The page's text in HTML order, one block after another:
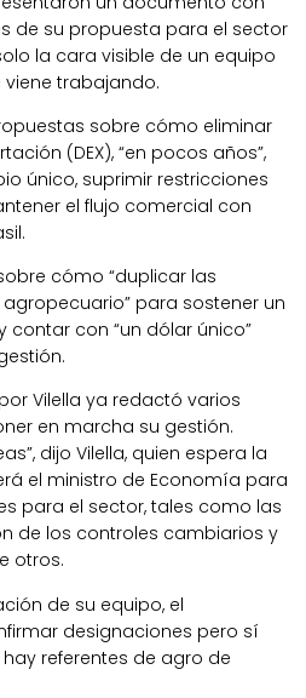
de su propuesta para el sector
la cara visible de un equipo
trabajando.
sobre cómo eliminar
(DEX), “en pocos años”,
único, suprimir restricciones
el flujo comercial con
cómo “duplicar las
para sostener un
con “un dólar único”
Vilella ya redactó varios
en marcha su gestión.
dijo Vilella, quien espera la
el ministro de Economía para
para el sector, tales como las
de los controles cambiarios y
otros.
de su equipo, el
designaciones pero sí
referentes de agro de